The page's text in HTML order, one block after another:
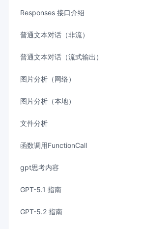
Responses 接口介绍
普通文本对话（非流）
普通文本对话（流式输出）
图片分析（网络）
图片分析（本地）
文件分析
函数调用FunctionCall
gpt思考内容
GPT-5.1 指南
GPT-5.2 指南